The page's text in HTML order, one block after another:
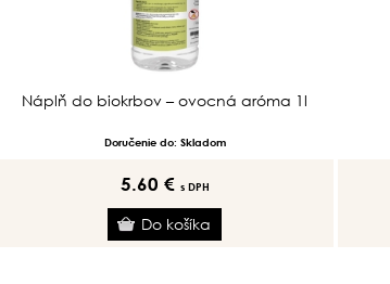
Náplň do biokrbov – ovocná aróma 1l
Doručenie do: Skladom
5.60 € s DPH